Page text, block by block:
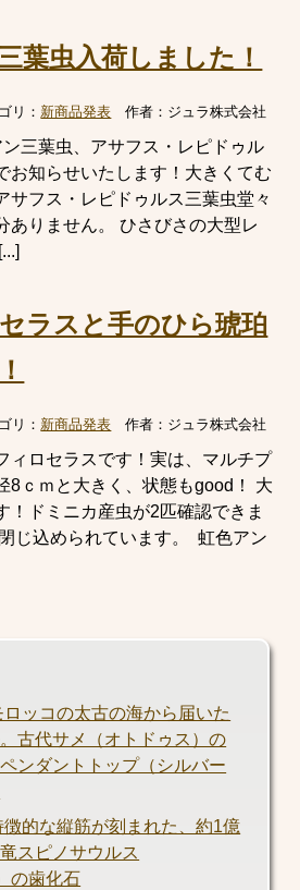
葉虫入荷しました！
リ： 新商品発表 作者： ジュラ株式会社
三葉虫、アサフス・レピドゥル
お知らせいたします！大きくてむ
サフス・レピドゥルス三葉虫堂々
ありません。 ひさびさの大型レ
ラスと手のひら琥珀
リ： 新商品発表 作者： ジュラ株式会社
ィロセラスです！実は、マルチプ
8ｃｍと大きく、状態もgood！ 大
！ドミニカ産虫が2匹確認できま
じ込められています。 虹色アン
ッコの太古の海から届いた
古代サメ（オトドゥス）の
ンダントトップ（シルバー
的な縦筋が刻まれた、約1億
スピノサウルス
の歯化石